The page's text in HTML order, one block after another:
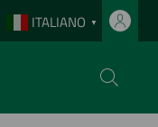
ITALIANO ▼